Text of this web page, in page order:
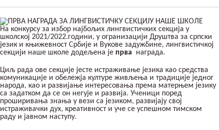
На конкурсу за избор најбољих лингвистичких секција у
школској 2021/2022.години, у огранизацији Друштва за српски
језик и књижевност Србије и Вукове задужбине, лингвистичкој
секцији наше школе додељена је прва награда.
Циљ рада ове секције јесте истраживање језика као средства
комуникације и обележја културе живљења и традиције једног
народа, као и развијање интересовања према матерњем језику
са задатком да се он негује и развија. Ученици поред
проширивања знања у вези са језиком, развијају свој
истраживачки дух, креативност и уче се успешном тимском
раду и јавном наступу.